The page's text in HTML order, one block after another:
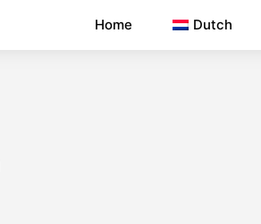
Home Dutch